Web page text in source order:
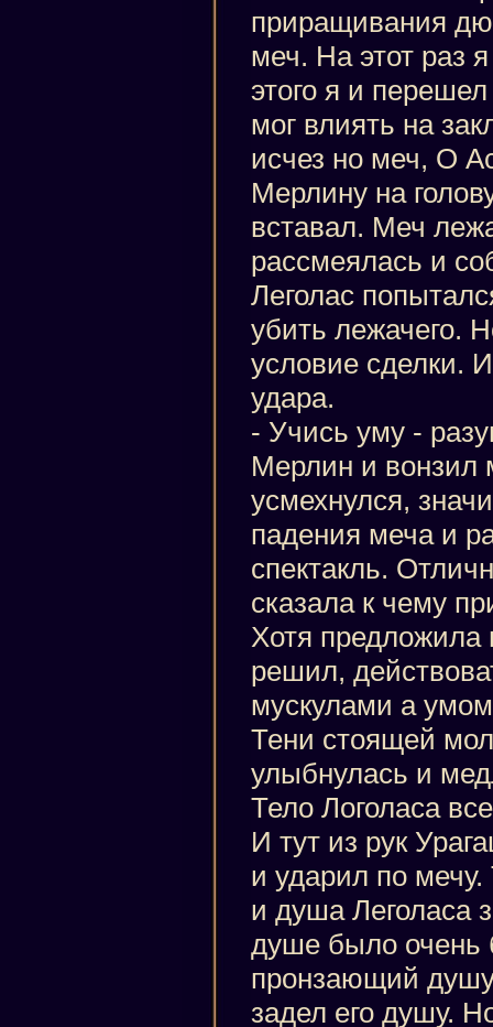
приращивания
меч. На этот раз
этого я и
мог влиять на
исчез но меч, О
Мерлину на
вставал. Меч
рассмеялась и
Леголас
убить лежачего.
условие сделки.
удара.
- Учись уму -
Мерлин и вонзил
усмехнулся,
падения меча и
спектакль.
сказала к чему
Хотя
решил,
мускулами а
Тени стоящей
улыбнулась и
Тело Логоласа
И тут из рук
и ударил по мечу.
и душа Леголаса
душе было очень
пронзающий
задел его душу.